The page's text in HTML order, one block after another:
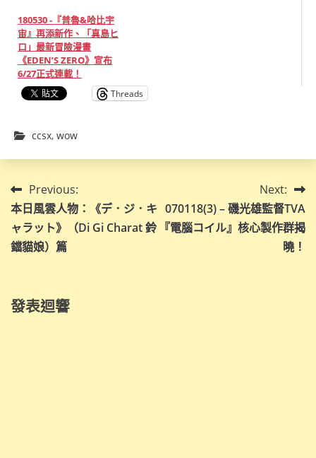
180530 -『普魯&哈比宇
宙』再添新作、「真島ヒ
ロ」最新冒險漫畫
《EDEN’S ZERO》宣布
6/27正式連載！
Threads
ccsx, wow
文
章
導
Previous:
本日風雲人物：《デ．ジ．キ
ャラット》（Di Gi Charat 鈴
鐺貓娘）篇
Next:
070118(3) – 磯光雄監督TVA
『電腦コイル』核心製作群揭
曉！
發表迴響